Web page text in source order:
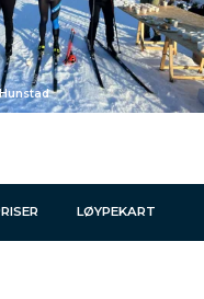
LØYPEKART